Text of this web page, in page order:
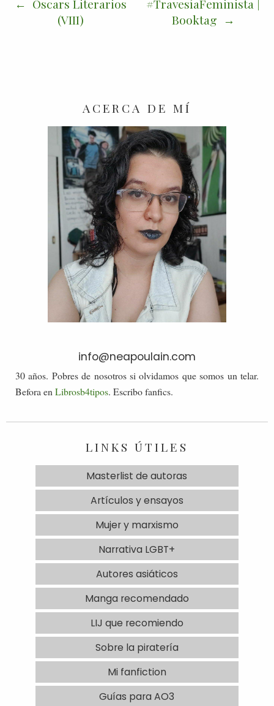
Oscars Literarios
(VIII)
#TravesíaFeminista |
Booktag
ACERCA DE MÍ
info@neapoulain.com
30 años. Pobres de nosotros si olvidamos que somos un telar.
Befora en Librosb4tipos. Escribo fanfics.
LINKS ÚTILES
Masterlist de autoras
Artículos y ensayos
Mujer y marxismo
Narrativa LGBT+
Autores asiáticos
Manga recomendado
LIJ que recomiendo
Sobre la piratería
Mi fanfiction
Guías para AO3